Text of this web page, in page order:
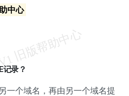
中心
记录？
一个域名，再由另一个域名提